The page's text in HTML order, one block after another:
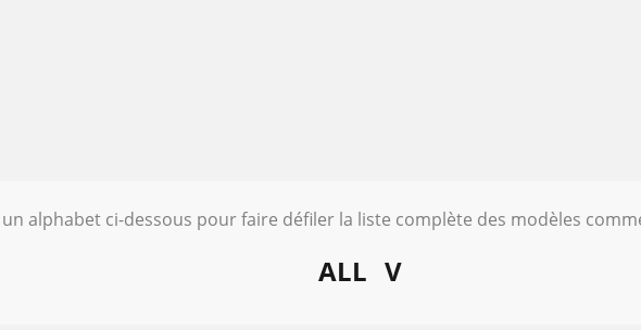
un alphabet ci-dessous pour faire défiler la liste complète des modèles
ALL V